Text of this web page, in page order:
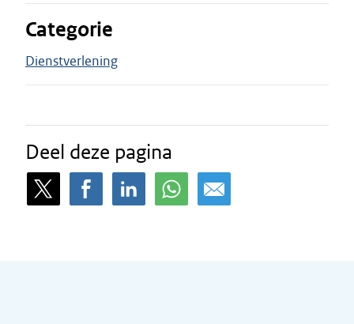
Categorie
Dienstverlening
Deel deze pagina